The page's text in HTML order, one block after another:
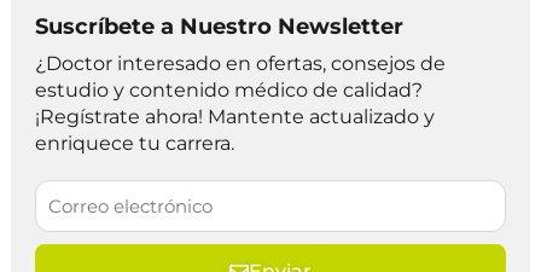
Suscríbete a Nuestro Newsletter
¿Doctor interesado en ofertas, consejos de
estudio y contenido médico de calidad?
¡Regístrate ahora! Mantente actualizado y
enriquece tu carrera.